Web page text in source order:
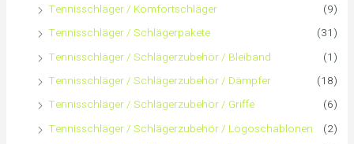
Tennisschläger / Komfortschläger
(9)
Tennisschläger / Schlägerpakete
(31)
Tennisschläger / Schlägerzubehör / Bleiband
(1)
Tennisschläger / Schlägerzubehör / Dämpfer
(18)
Tennisschläger / Schlägerzubehör / Griffe
(6)
Tennisschläger / Schlägerzubehör / Logoschablonen
(2)